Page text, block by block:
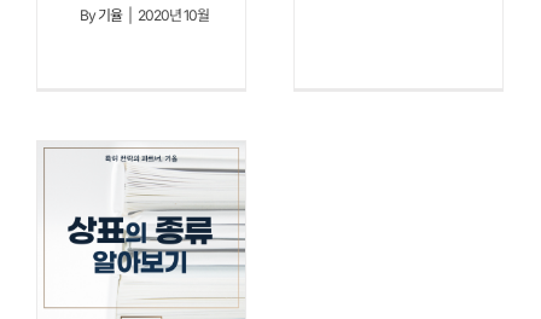
By기율 2020년 10월